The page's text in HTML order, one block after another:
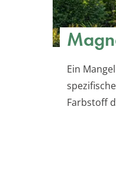
Ein
Farbstoff